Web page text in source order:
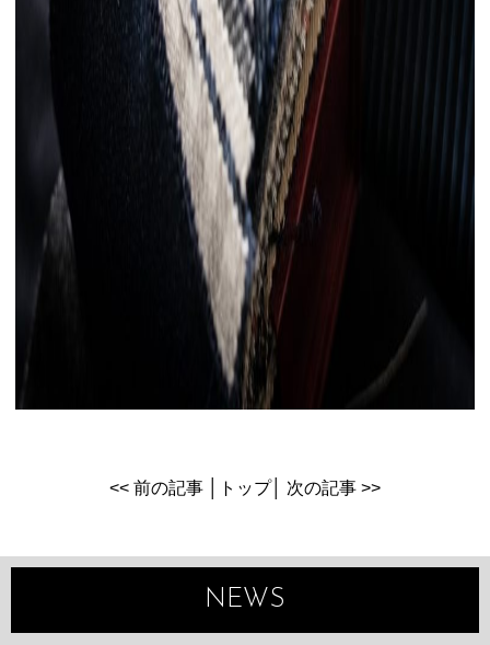
<< 前の記事 トップ│ 次の記事 >>
NEWS